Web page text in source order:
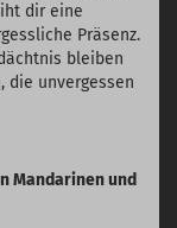
dir eine
Präsenz.
bleiben
die unvergessen
Mandarinen und